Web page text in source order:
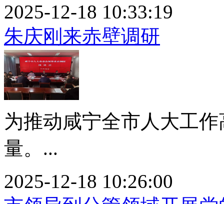
2025-12-18 10:33:19
朱庆刚来赤壁调研
为推动咸宁全市人大工
量。...
2025-12-18 10:26:00